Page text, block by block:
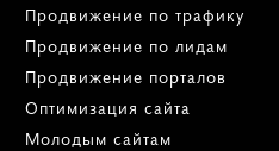
Продвижение по трафику
Продвижение по лидам
Продвижение порталов
Оптимизация сайта
Молодым сайтам